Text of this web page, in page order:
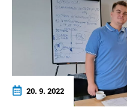
20. 9. 2022